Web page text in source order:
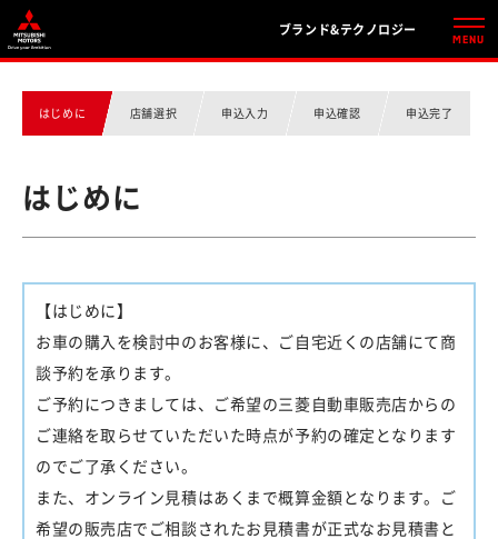
ブランド&テクノロジー
はじめに 店舗選択 申込入力 申込確認 申込完了
はじめに
【はじめに】
お車の購入を検討中のお客様に、ご自宅近くの店舗にて商
談予約を承ります。
ご予約につきましては、ご希望の三菱自動車販売店からの
ご連絡を取らせていただいた時点が予約の確定となります
のでご了承ください。
また、オンライン見積はあくまで概算金額となります。ご
希望の販売店でご相談されたお見積書が正式なお見積書と